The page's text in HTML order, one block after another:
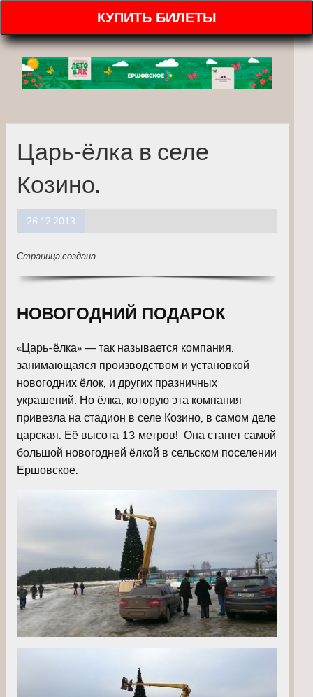
КУПИТЬ БИЛЕТЫ
Царь-ёлка в селе
Козино.
26.12.2013
Страница создана
НОВОГОДНИЙ ПОДАРОК
«Царь-ёлка» — так называется компания.
занимающаяся производством и установкой
новогодних ёлок, и других празничных
украшений. Но ёлка, которую эта компания
привезла на стадион в селе Козино, в самом деле
царская. Её высота 13 метров! Она станет самой
большой новогодней ёлкой в сельском поселении
Ершовское.